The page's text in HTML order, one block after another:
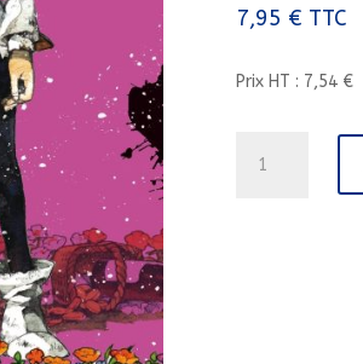
7,95 € TTC
Prix HT : 7,54 €